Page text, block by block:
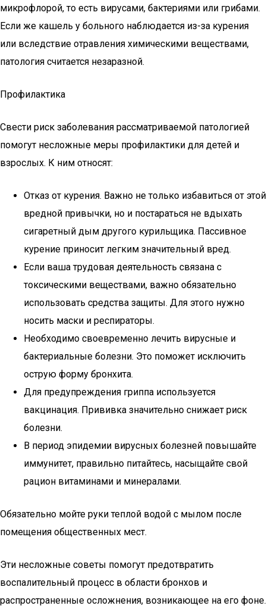
микрофлорой, то есть вирусами, бактериями или грибами.
Если же кашель у больного наблюдается из-за курения
или вследствие отравления химическими веществами,
патология считается незаразной.
Профилактика
Свести риск заболевания рассматриваемой патологией
помогут несложные меры профилактики для детей и
взрослых. К ним относят:
Отказ от курения. Важно не только избавиться от этой
вредной привычки, но и постараться не вдыхать
сигаретный дым другого курильщика. Пассивное
курение приносит легким значительный вред.
Если ваша трудовая деятельность связана с
токсическими веществами, важно обязательно
использовать средства защиты. Для этого нужно
носить маски и респираторы.
Необходимо своевременно лечить вирусные и
бактериальные болезни. Это поможет исключить
острую форму бронхита.
Для предупреждения гриппа используется
вакцинация. Прививка значительно снижает риск
болезни.
В период эпидемии вирусных болезней повышайте
иммунитет, правильно питайтесь, насыщайте свой
рацион витаминами и минералами.
Обязательно мойте руки теплой водой с мылом после
помещения общественных мест.
Эти несложные советы помогут предотвратить
воспалительный процесс в области бронхов и
распространенные осложнения, возникающее на его фоне.